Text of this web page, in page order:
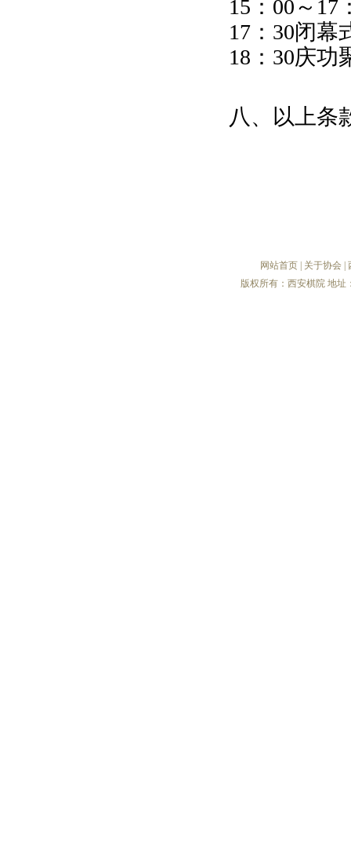
15：00～17
17：30闭幕
18：30庆功
八、以上条
网站首页 关于协会
版权所有：西安棋院 地址